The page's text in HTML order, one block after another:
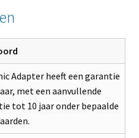
Adapter heeft een garantie
met een aanvullende
tot 10 jaar onder bepaalde